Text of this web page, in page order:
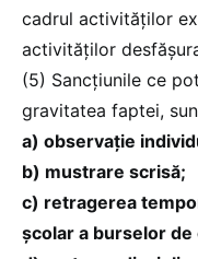
cadrul activităților
activităților
(5) Sancțiunile ce
gravitatea faptei,
a) observație
b) mustrare scrisă;
c) retragerea
școlar a burselor